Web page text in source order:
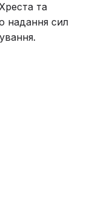
та
надання сил